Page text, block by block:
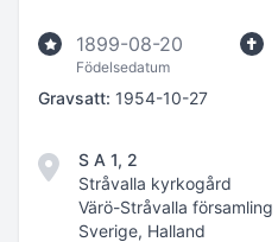
1899-08-20
Födelsedatum
Gravsatt: 1954-10-27
S A 1, 2
Stråvalla kyrkogård
Värö-Stråvalla församling
Sverige, Halland